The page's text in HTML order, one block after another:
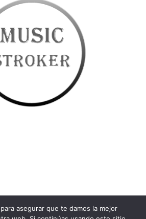
de venta
asegurar que te damos la mejor